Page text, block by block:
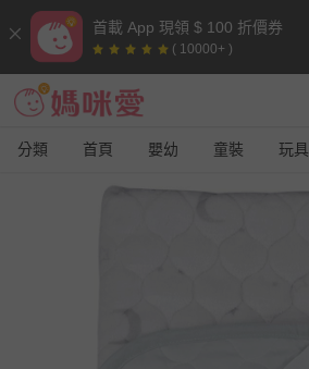
首載 App 現領 $ 100 折價券
( 10000+ )
分類 首頁 嬰幼 童裝 玩具